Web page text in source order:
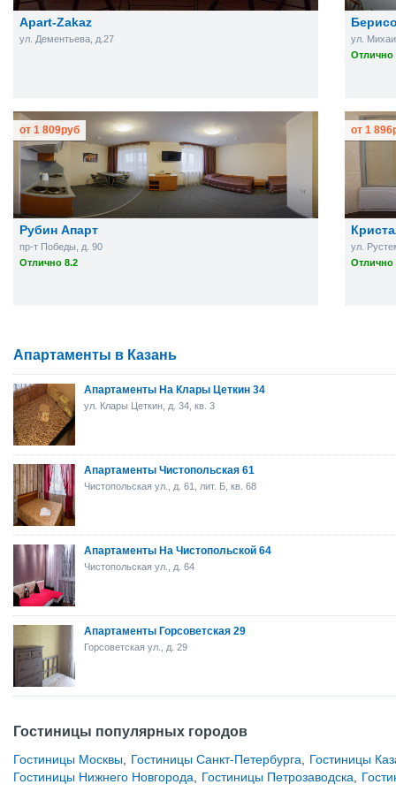
Apart-Zakaz
ул. Дементьева, д.27
ул.
Отлично
Рубин Апарт
пр-т Победы, д. 90
Отлично 8.2
от 1 809руб
ул.
Отлично
от 1 896
Апартаменты в Казань
Апартаменты На Клары Цеткин 34
ул. Клары Цеткин, д. 34, кв. 3
Апартаменты Чистопольская 61
Чистопольская ул., д. 61, лит. Б, кв. 68
Апартаменты На Чистопольской 64
Чистопольская ул., д. 64
Апартаменты Горсоветская 29
Горсоветская ул., д. 29
Гостиницы популярных городов
Гостиницы Москвы Гостиницы Санкт-Петербурга
Гостиницы
Гостиницы Нижнего Новгорода
Гостиницы Петрозаводска